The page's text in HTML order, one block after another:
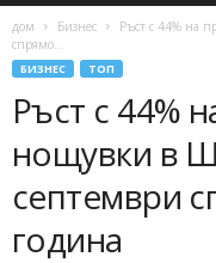
дом Бизнес
Ръст с 44% на
спрямо...
БИЗНЕС ТОП
Ръст с 44%
нощувки в
септември
година